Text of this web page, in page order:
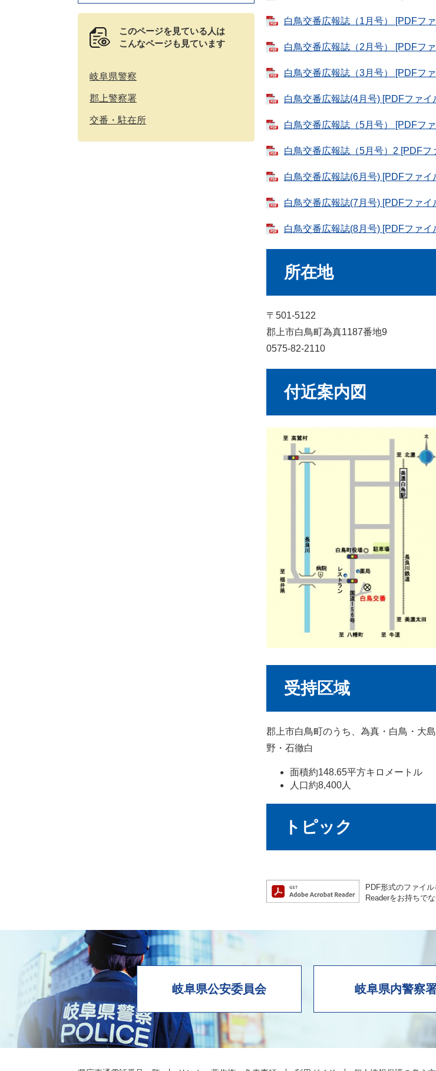
白鳥交番広報誌（1月号） [PDFフ
白鳥交番広報誌（2月号） [PDFフ
白鳥交番広報誌（3月号） [PDFフ
白鳥交番広報誌(4月号) [PDFファイ
白鳥交番広報誌（5月号） [PDFフ
白鳥交番広報誌（5月号）2 [PDFフ
白鳥交番広報誌(6月号) [PDFファイ
白鳥交番広報誌(7月号) [PDFファイ
白鳥交番広報誌(8月号) [PDFファイ
所在地
〒501-5122
郡上市白鳥町為真1187番地9
0575-82-2110
付近案内図
受持区域
郡上市白鳥町のうち、為真・白鳥・大
野・石徹白
面積約148.65平方キロメートル
人口約8,400人
トピック
PDF形式のファイ
Readerをお持ちで
このページを見ている人は
こんなページも見ています
岐阜県警察
郡上警察署
交番・駐在所
岐阜県公安委員会 岐阜県内警察